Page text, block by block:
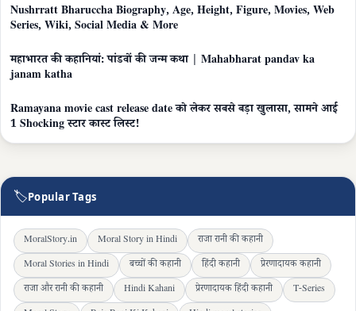
Nushrratt Bharuccha Biography, Age, Height, Figure, Movies, Web
Series, Wiki, Social Media & More
महाभारत की कहानियां: पांडवों की जन्म कथा | Mahabharat pandav ka
janam katha
Ramayana movie cast release date को लेकर सबसे बड़ा खुलासा, सामने आई
1 Shocking स्टार कास्ट लिस्ट!
🏷Popular Tags
MoralStory.in Moral Story in Hindi
राजा रानी की कहानी
Moral Stories in Hindi
बच्चों की कहानी हिंदी कहानी
प्रेरणादायक कहानी
राजा और रानी की कहानी
Hindi Kahani प्रेरणादायक हिंदी कहानी
T-Series